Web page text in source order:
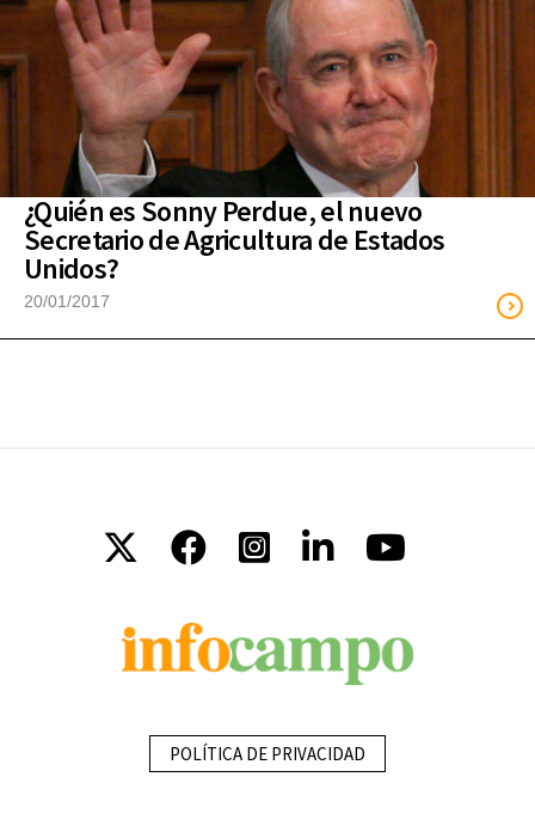
¿Quién es Sonny Perdue, el nuevo
Secretario de Agricultura de Estados
Unidos?
20/01/2017
POLÍTICA DE PRIVACIDAD